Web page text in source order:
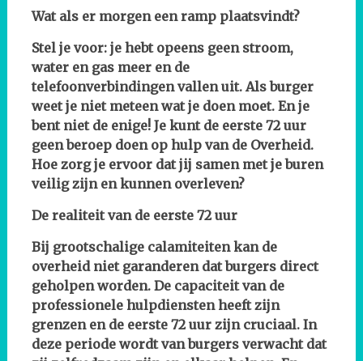
Wat als er morgen een ramp plaatsvindt?
Stel je voor: je hebt opeens geen stroom,
water en gas meer en de
telefoonverbindingen vallen uit. Als burger
weet je niet meteen wat je doen moet. En je
bent niet de enige! Je kunt de eerste 72 uur
geen beroep doen op hulp van de Overheid.
Hoe zorg je ervoor dat jij samen met je buren
veilig zijn en kunnen overleven?
De realiteit van de eerste 72 uur
Bij grootschalige calamiteiten kan de
overheid niet garanderen dat burgers direct
geholpen worden. De capaciteit van de
professionele hulpdiensten heeft zijn
grenzen en de eerste 72 uur zijn cruciaal. In
deze periode wordt van burgers verwacht dat